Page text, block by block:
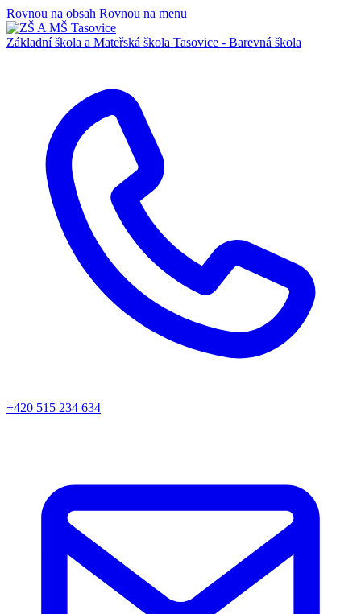
Rovnou na obsah Rovnou na menu
Základní škola a Mateřská škola Tasovice - Barevná škola
+420 515 234 634